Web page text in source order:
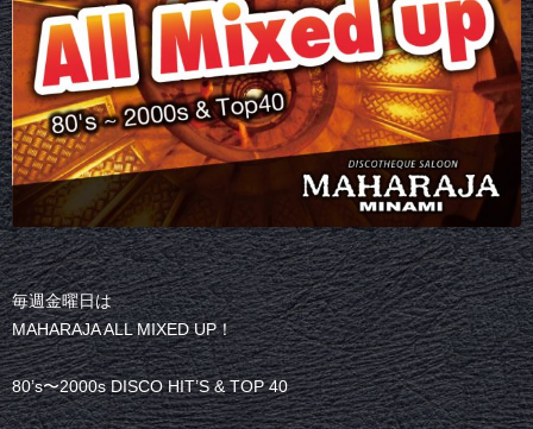
毎週金曜日は
MAHARAJA ALL MIXED UP！
80’s〜2000s DISCO HIT’S & TOP 40